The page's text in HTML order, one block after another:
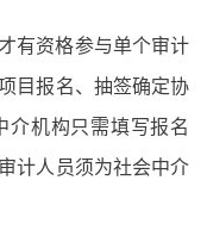
有资格参与单个审计
目报名、抽签确定协
介机构只需填写报名
计人员须为社会中介